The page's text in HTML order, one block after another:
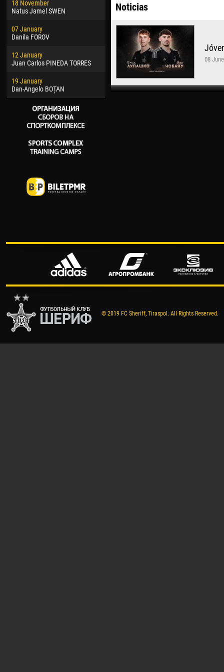
18 November
Natus Jamel SWEN
07 January
Danila FOROV
12 January
Juan Carlos PINEDA TORRES
19 January
Dan-Angelo BOȚAN
Jayder Moreno ASPRILLA
Samba KONÉ
26 March
Vitor Hugo Morais de OLIVEIRA
Raí LOPES DE OLIVEIRA
15
Noticias
08
© 2019 FC Sheriff, Tiraspol. All Rights Reserved.